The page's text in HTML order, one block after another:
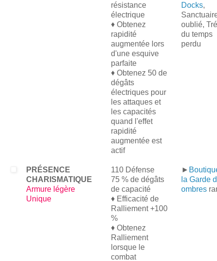
résistance
électrique
♦ Obtenez
rapidité
augmentée lors
d'une esquive
parfaite
♦ Obtenez 50 de
dégâts
électriques pour
les attaques et
les capacités
quand l'effet
rapidité
augmentée est
actif
Docks,
oublié,
du temps
perdu
PRÉSENCE
CHARISMATIQUE
Armure légère
Unique
110 Défense
75 % de dégâts
de capacité
♦ Efficacité de
Ralliement +100
%
♦ Obtenez
Ralliement
lorsque le
combat
►
la Garde
ombres